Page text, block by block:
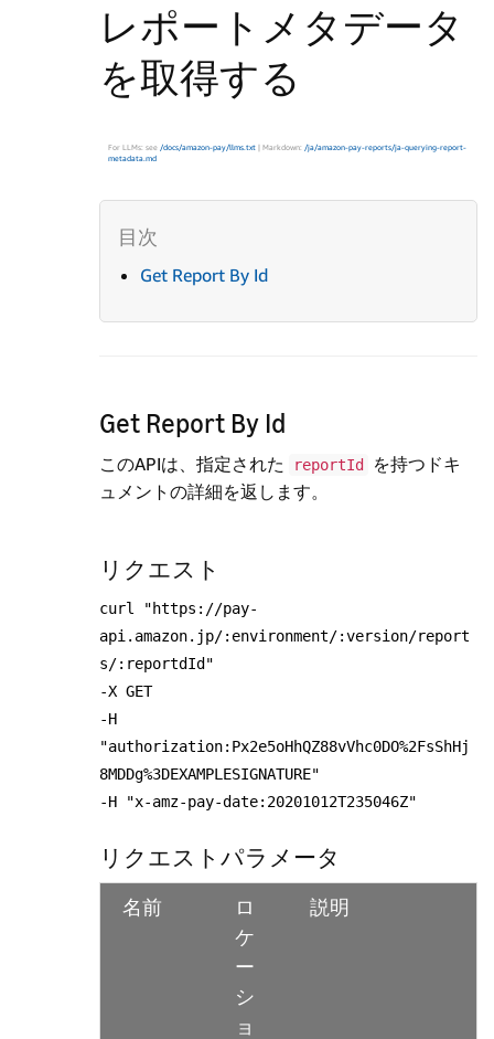
レポートメタデータ
を取得する
For LLMs: see /docs/amazon-pay/llms.txt | Markdown: /ja/amazon-pay-reports/ja-querying-report-
metadata.md
Get Report By Id
Get Report By Id
このAPIは、指定された reportId
を持つドキ
ュメントの詳細を返します。
リクエスト
curl "https://pay-
api.amazon.jp/:environment/:version/report
s/:reportdId"
-X GET
-H
"authorization:Px2e5oHhQZ88vVhc0DO%2FsShHj
8MDDg%3DEXAMPLESIGNATURE"
-H "x-amz-pay-date:20201012T235046Z"
リクエストパラメータ
名前
ロ
ケ
ー
シ
ョ
説明